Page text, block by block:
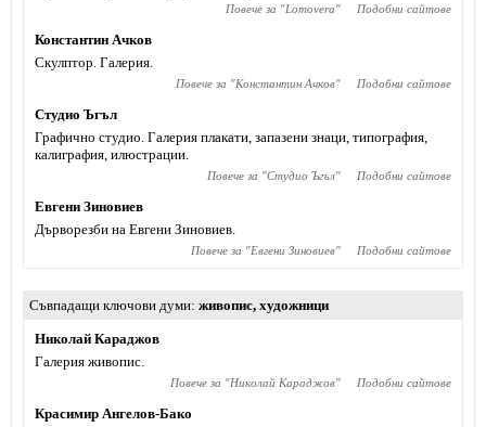
Повече за "Lomovera" Подобни сайтове
Константин Ачков
Скулптор. Галерия.
Повече за "Константин Ачков" Подобни сайтове
Студио Ъгъл
Графично студио. Галерия плакати, запазени знаци, типография,
калиграфия, илюстрации.
Повече за "Студио Ъгъл" Подобни сайтове
Евгени Зиновиев
Дърворезби на Евгени Зиновиев.
Повече за "Евгени Зиновиев" Подобни сайтове
Съвпадащи ключови думи живопис, художници
Николай Караджов
Галерия живопис.
Повече за "Николай Караджов" Подобни сайтове
Красимир Ангелов-Бако